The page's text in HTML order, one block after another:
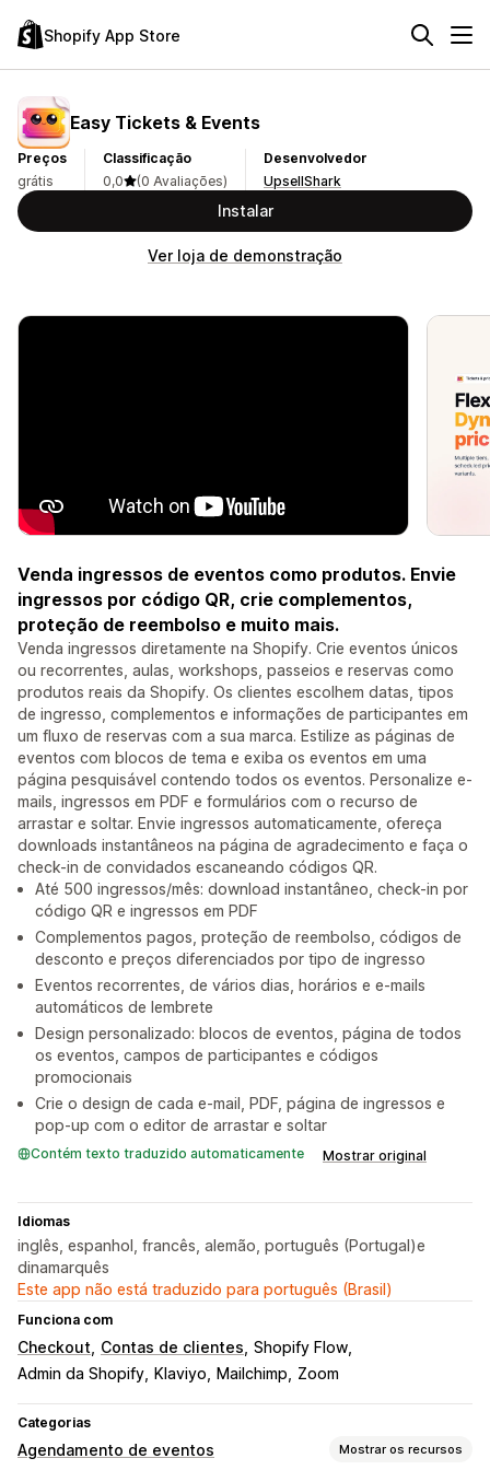
Shopify App Store
Easy Tickets & Events
Preços
grátis
Classificação
0,0
(0 Avaliações)
Desenvolvedor
UpsellShark
Instalar
Ver loja de demonstração
Venda ingressos de eventos como produtos. Envie
ingressos por código QR, crie complementos,
proteção de reembolso e muito mais.
Venda ingressos diretamente na Shopify. Crie eventos únicos
ou recorrentes, aulas, workshops, passeios e reservas como
produtos reais da Shopify. Os clientes escolhem datas, tipos
de ingresso, complementos e informações de participantes em
um fluxo de reservas com a sua marca. Estilize as páginas de
eventos com blocos de tema e exiba os eventos em uma
página pesquisável contendo todos os eventos. Personalize e-
mails, ingressos em PDF e formulários com o recurso de
arrastar e soltar. Envie ingressos automaticamente, ofereça
downloads instantâneos na página de agradecimento e faça o
check-in de convidados escaneando códigos QR.
Até 500 ingressos/mês: download instantâneo, check-in por
código QR e ingressos em PDF
Complementos pagos, proteção de reembolso, códigos de
desconto e preços diferenciados por tipo de ingresso
Eventos recorrentes, de vários dias, horários e e-mails
automáticos de lembrete
Design personalizado: blocos de eventos, página de todos
os eventos, campos de participantes e códigos
promocionais
Crie o design de cada e-mail, PDF, página de ingressos e
pop-up com o editor de arrastar e soltar
Contém texto traduzido automaticamente Mostrar original
Idiomas
inglês, espanhol, francês, alemão, português (Portugal)e
dinamarquês
Este app não está traduzido para português (Brasil)
Funciona com
Checkout Contas de clientes Shopify Flow
Admin da Shopify
Klaviyo Mailchimp Zoom
Categorias
Agendamento de eventos Mostrar os recursos